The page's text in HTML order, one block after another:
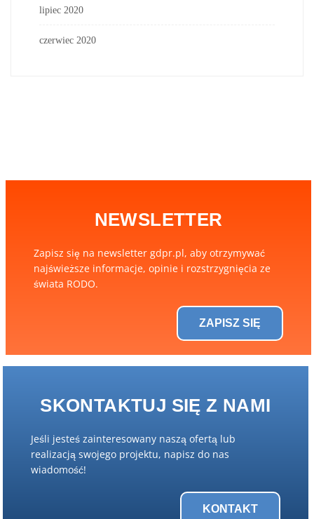
lipiec 2020
czerwiec 2020
NEWSLETTER
Zapisz się na newsletter gdpr.pl, aby otrzymywać
najświeższe informacje, opinie i rozstrzygnięcia ze
świata RODO.
ZAPISZ SIĘ
SKONTAKTUJ SIĘ Z NAMI
Jeśli jesteś zainteresowany naszą ofertą lub
realizacją swojego projektu, napisz do nas
wiadomość!
KONTAKT